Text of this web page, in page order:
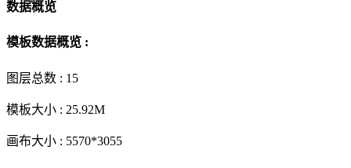
数据概览
模板数据概览 :
图层总数 : 15
模板大小 : 25.92M
画布大小 : 5570*3055